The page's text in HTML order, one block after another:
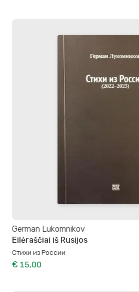
German Lukomnikov
Eilėraščiai iš Rusijos
Стиxи из России
€ 15,00